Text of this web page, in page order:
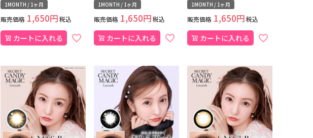
1MONTH / 1ヶ月
販売価格 1,650 税込
カートに入れる
1MONTH / 1ヶ月
販売価格 1,650 税込
カートに入れる
1MONTH / 1ヶ月
販売価格 1,650 税込
カートに入れる